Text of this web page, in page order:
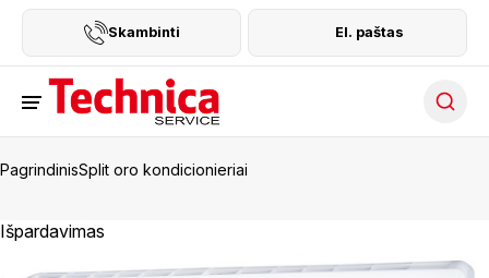
Skambinti El. paštas
PagrindinisSplit oro kondicionieriai
Išpardavimas